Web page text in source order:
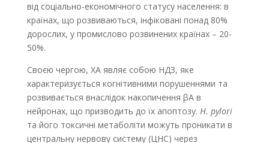
від соціально-економічного статусу населення: в
країнах, що розвиваються, інфіковані понад 80%
дорослих, у промислово розвинених країнах – 20-
50%.
Своєю чергою, ХА являє собою НДЗ, яке
характеризується когнітивними порушеннями та
розвивається внаслідок накопичення βА в
нейронах, що призводить до їх апоптозу. H. pylori
та його токсичні метаболіти можуть проникати в
центральну нервову систему (ЦНС) через